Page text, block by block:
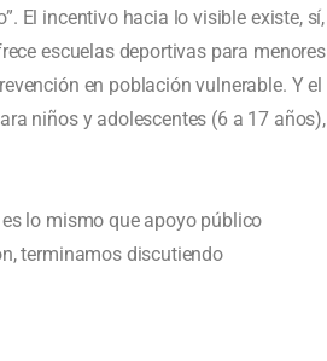
El incentivo hacia lo visible existe, sí,
escuelas deportivas para menores
en población vulnerable. Y el
niños y adolescentes (6 a 17 años),
lo mismo que apoyo público
terminamos discutiendo